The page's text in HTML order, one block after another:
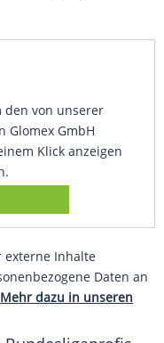
den von unserer
Glomex GmbH
Klick anzeigen
externe Inhalte
Daten an
Mehr dazu in unseren